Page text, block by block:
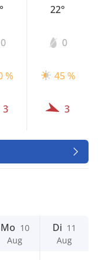
0
%
3
22°
0
45 %
3
Mo 10
Aug
Di 11
Aug